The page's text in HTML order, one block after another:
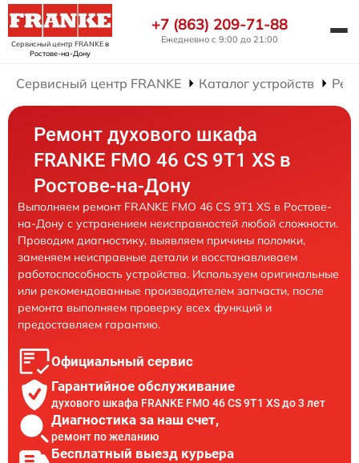
Сервисный центр FRANKEв
Ростове-на-Дону
+7 (863) 209-71-88
Ежедневно с 9:00 до 21:00
Сервисный центр FRANKE Каталог устройств
Ремонт духового шкафа
FRANKE FMO 46 CS 9T1 XS в
Ростове-на-Дону
Выполняем ремонт FRANKE FMO 46 CS 9T1 XS в Ростове-
на-Дону с устранением неисправностей любой сложности.
Проводим диагностику, выявляем причины поломки,
заменяем неисправные детали и восстанавливаем
работоспособность устройства. Используем оригинальные
или рекомендованные производителем запчасти, после
ремонта выполняем проверку всех функций и
предоставляем гарантию.
Официальный сервис
Гарантийное обслуживание
духового шкафа FRANKE FMO 46 CS 9T1 XS до 3 лет
Диагностика за наш счет,
ремонт по желанию
Бесплатный выезд курьера